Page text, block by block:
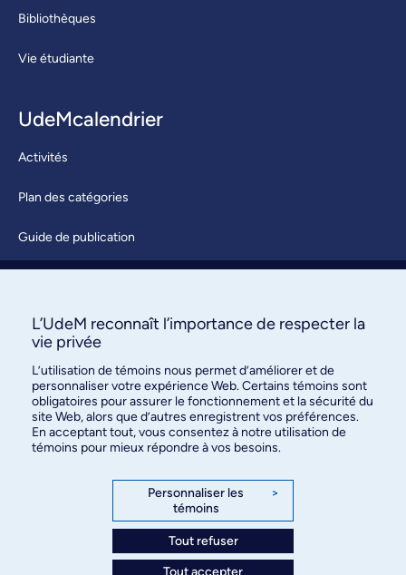
Bibliothèques
Vie étudiante
UdeMcalendrier
Activités
Plan des catégories
Guide de publication
À propos / Nous joindre
Bureau des communications et
des relations publiques
3744, rue Jean-Brillant, bureau 490
Montréal (Québec) H3T 1P1
L’UdeM reconnaît l’importance de respecter la
vie privée
L’utilisation de témoins nous permet d’améliorer et de
personnaliser votre expérience Web. Certains témoins sont
obligatoires pour assurer le fonctionnement et la sécurité du
site Web, alors que d’autres enregistrent vos préférences.
En acceptant tout, vous consentez à notre utilisation de
témoins pour mieux répondre à vos besoins.
Personnaliser les
témoins
>
Tout refuser
Tout accepter